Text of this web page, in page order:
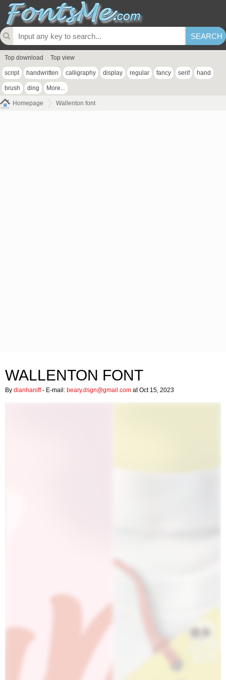
Top download Top view
script handwritten calligraphy display regular fancy serif hand
brush ding More...
Homepage Wallenton font
WALLENTON FONT
By dianhaniff- E-mail: beary.dsgn@gmail.com at Oct 15, 2023